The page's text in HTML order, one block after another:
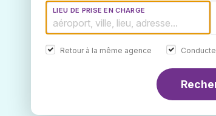
LIEU DE PRISE EN CHARGE
Retour à la même agence